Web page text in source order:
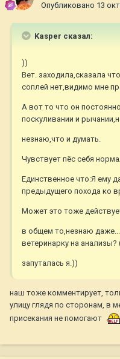
Опубликовано 13
Kasper сказал:
))
Вет. заходила,сказала
соплей нет,видимо мне
А вот то что он
поскуливании и
незнаю,что и думать.
Чувствует пёс себя
Единственное что:Я ему
предыдущего похода ко
Может это тоже
в общем то,незнаю
ветеринарку на
запуталась я.))
наш тоже комментирует,
улицу глядя по сторонам, в
присекания не помогают